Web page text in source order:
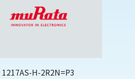
1217AS-H-2R2N=P3